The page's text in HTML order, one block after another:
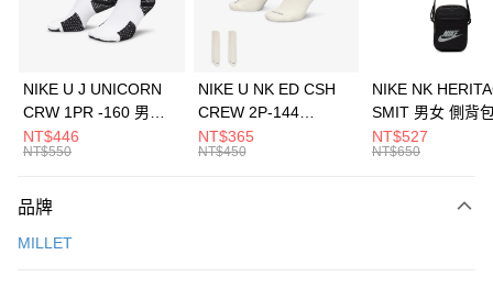
華南商業銀行
彰化商業銀行
上海商業儲蓄銀行
元大商業銀行
台灣樂天信用卡公司
Apple Pay
全盈+PAY
AFTEE先享後付
【關於「AFTEE先享後付」】
便利好安心！
運送方式
NIKE U J UNICORN
CRW 1PR -160 男女
中統襪 FZ3393100
NT$446
NT$550
NIKE U NK ED CSH
CREW 2P-144
EMBRDY 男女 短統襪
FZ3073133
NT$365
NT$450
NIKE NK
SMIT 男女 側背
BA5871010
NT$527
NT$650
品牌
MILLET